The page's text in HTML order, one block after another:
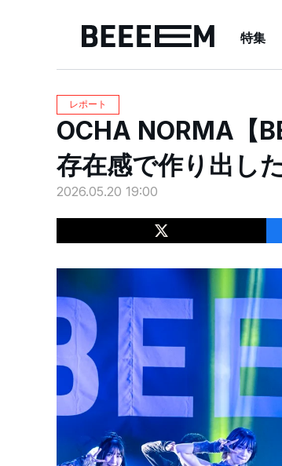
特集
レポート
OCHA NORMA【
存在感で作り出し
2026.05.20 19:00